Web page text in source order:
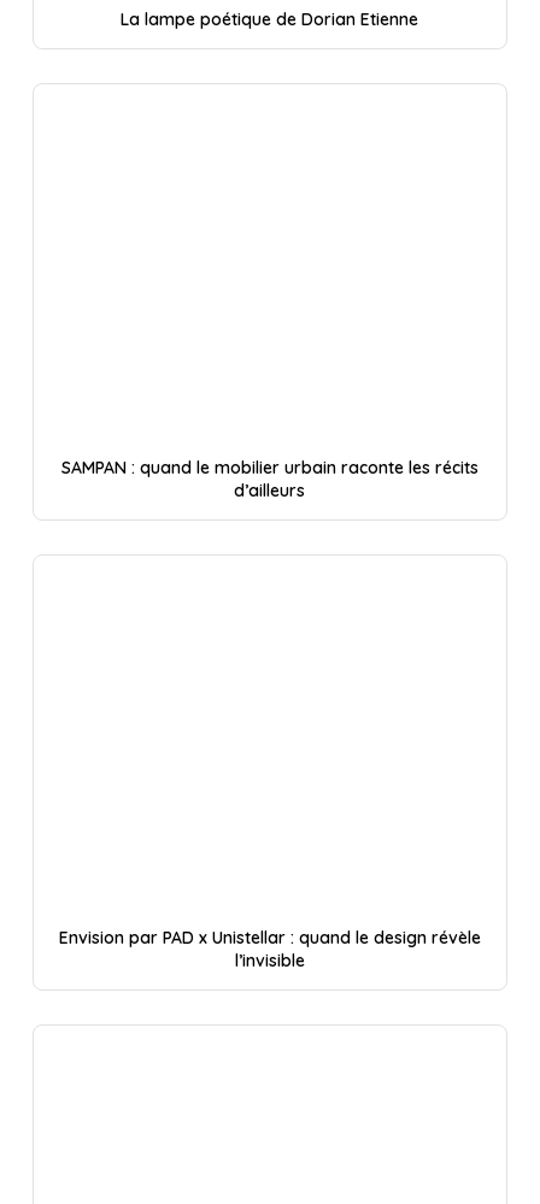
La lampe poétique de Dorian Etienne
SAMPAN : quand le mobilier urbain raconte les récits
d’ailleurs
Envision par PAD x Unistellar : quand le design révèle
l’invisible